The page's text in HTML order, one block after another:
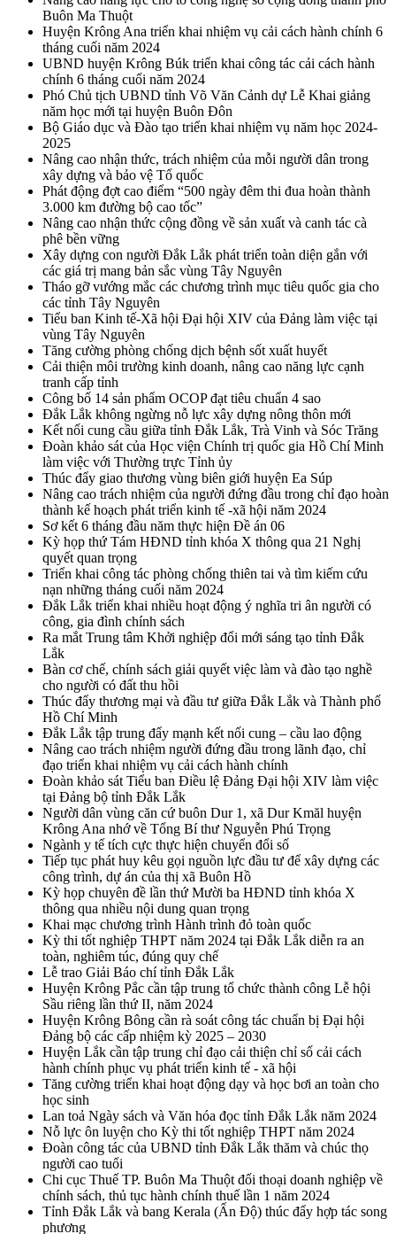
Buôn Ma Thuột
Huyện Krông Ana triển khai nhiệm vụ cải cách hành chính 6
tháng cuối năm 2024
UBND huyện Krông Búk triển khai công tác cải cách hành
chính 6 tháng cuối năm 2024
Phó Chủ tịch UBND tỉnh Võ Văn Cảnh dự Lễ Khai giảng
năm học mới tại huyện Buôn Đôn
Bộ Giáo dục và Đào tạo triển khai nhiệm vụ năm học 2024-
2025
Nâng cao nhận thức, trách nhiệm của mỗi người dân trong
xây dựng và bảo vệ Tổ quốc
Phát động đợt cao điểm “500 ngày đêm thi đua hoàn thành
3.000 km đường bộ cao tốc”
Nâng cao nhận thức cộng đồng về sản xuất và canh tác cà
phê bền vững
Xây dựng con người Đắk Lắk phát triển toàn diện gắn với
các giá trị mang bản sắc vùng Tây Nguyên
Tháo gỡ vướng mắc các chương trình mục tiêu quốc gia cho
các tỉnh Tây Nguyên
Tiểu ban Kinh tế-Xã hội Đại hội XIV của Đảng làm việc tại
vùng Tây Nguyên
Tăng cường phòng chống dịch bệnh sốt xuất huyết
Cải thiện môi trường kinh doanh, nâng cao năng lực cạnh
tranh cấp tỉnh
Công bố 14 sản phẩm OCOP đạt tiêu chuẩn 4 sao
Đắk Lắk không ngừng nỗ lực xây dựng nông thôn mới
Kết nối cung cầu giữa tỉnh Đắk Lắk, Trà Vinh và Sóc Trăng
Đoàn khảo sát của Học viện Chính trị quốc gia Hồ Chí Minh
làm việc với Thường trực Tỉnh ủy
Thúc đẩy giao thương vùng biên giới huyện Ea Súp
Nâng cao trách nhiệm của người đứng đầu trong chỉ đạo hoàn
thành kế hoạch phát triển kinh tế -xã hội năm 2024
Sơ kết 6 tháng đầu năm thực hiện Đề án 06
Kỳ họp thứ Tám HĐND tỉnh khóa X thông qua 21 Nghị
quyết quan trọng
Triển khai công tác phòng chống thiên tai và tìm kiếm cứu
nạn những tháng cuối năm 2024
Đắk Lắk triển khai nhiều hoạt động ý nghĩa tri ân người có
công, gia đình chính sách
Ra mắt Trung tâm Khởi nghiệp đổi mới sáng tạo tỉnh Đắk
Lắk
Bàn cơ chế, chính sách giải quyết việc làm và đào tạo nghề
cho người có đất thu hồi
Thúc đẩy thương mại và đầu tư giữa Đắk Lắk và Thành phố
Hồ Chí Minh
Đắk Lắk tập trung đẩy mạnh kết nối cung – cầu lao động
Nâng cao trách nhiệm người đứng đầu trong lãnh đạo, chỉ
đạo triển khai nhiệm vụ cải cách hành chính
Đoàn khảo sát Tiểu ban Điều lệ Đảng Đại hội XIV làm việc
tại Đảng bộ tỉnh Đắk Lắk
Người dân vùng căn cứ buôn Dur 1, xã Dur Kmăl huyện
Krông Ana nhớ về Tổng Bí thư Nguyễn Phú Trọng
Ngành y tế tích cực thực hiện chuyển đổi số
Tiếp tục phát huy kêu gọi nguồn lực đầu tư để xây dựng các
công trình, dự án của thị xã Buôn Hồ
Kỳ họp chuyên đề lần thứ Mười ba HĐND tỉnh khóa X
thông qua nhiều nội dung quan trọng
Khai mạc chương trình Hành trình đỏ toàn quốc
Kỳ thi tốt nghiệp THPT năm 2024 tại Đắk Lắk diễn ra an
toàn, nghiêm túc, đúng quy chế
Lễ trao Giải Báo chí tỉnh Đắk Lắk
Huyện Krông Pắc cần tập trung tổ chức thành công Lễ hội
Sầu riêng lần thứ II, năm 2024
Huyện Krông Bông cần rà soát công tác chuẩn bị Đại hội
Đảng bộ các cấp nhiệm kỳ 2025 – 2030
Huyện Lắk cần tập trung chỉ đạo cải thiện chỉ số cải cách
hành chính phục vụ phát triển kinh tế - xã hội
Tăng cường triển khai hoạt động dạy và học bơi an toàn cho
học sinh
Lan toả Ngày sách và Văn hóa đọc tỉnh Đắk Lắk năm 2024
Nỗ lực ôn luyện cho Kỳ thi tốt nghiệp THPT năm 2024
Đoàn công tác của UBND tỉnh Đắk Lắk thăm và chúc thọ
người cao tuổi
Chi cục Thuế TP. Buôn Ma Thuột đối thoại doanh nghiệp về
chính sách, thủ tục hành chính thuế lần 1 năm 2024
Tỉnh Đắk Lắk và bang Kerala (Ấn Độ) thúc đẩy hợp tác song
phương